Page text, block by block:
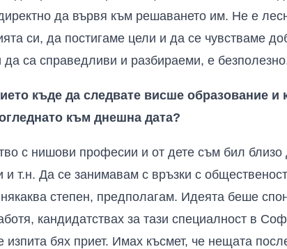
да вървя към решаването им. Не е
си, да постигаме цели и да се чувстваме
да са справедливи и разбираеми, е
къде да следвате висше образование и
към днешна дата?
с нишови професии и от дете съм бил близо
и т.н. Да се занимавам с връзки с
степен, предполагам. Идеята беше
кандидатствах за тази специалност в
изпита бях приет. Имах късмет, че нещата